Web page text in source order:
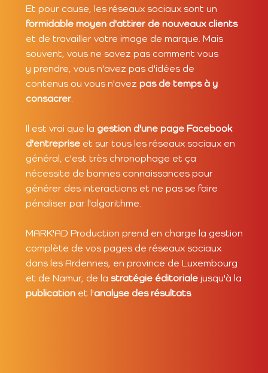
Et pour cause, les réseaux sociaux sont un
formidable moyen d'attirer de nouveaux clients
et de travailler votre image de marque. Mais
souvent, vous ne savez pas comment vous
y prendre, vous n'avez pas d'idées de
contenus ou vous n'avez pas de temps à y
consacrer.
Il est vrai que la gestion d'une page Facebook
d'entreprise et sur tous les réseaux sociaux en
général, c'est très chronophage et ça
nécessite de bonnes connaissances pour
générer des interactions et ne pas se faire
pénaliser par l'algorithme.
MARK'AD Production prend en charge la gestion
complète de vos pages de réseaux sociaux
dans les Ardennes, en province de Luxembourg
et de Namur, de la stratégie éditorialejusqu'à la
publicationet l'analyse des résultats.